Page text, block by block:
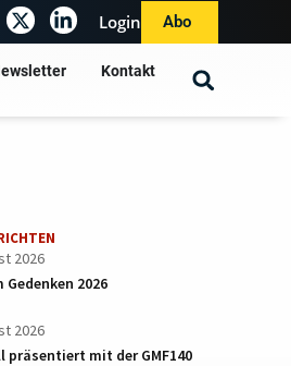
Login Abo
Kontakt
2026
Gedenken 2026
2026
präsentiert mit der GMF140